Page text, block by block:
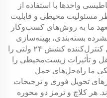
واحدها با استفاده از
مسئولیت محیطی و قابلیت
تعهد ما به روش‌های کسب‌وکار
بسته‌بندی، بهینه‌سازی
کنترل‌کننده کشش ۲۴ ولتی
را
و تأثیرات زیست‌محیطی را
ما راه‌حل‌های حمل
تحویل فوری و ترجیحات
هر کلاچ و ترمز دو محوره